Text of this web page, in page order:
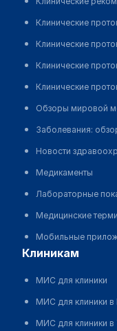
Клинические
Клинические
Клинические
Клинические
Обзоры мировой
Заболевания:
Новости
Медикаменты
Лабораторные
Медицинские
Мобильные
клиникам
МИС для клиники
МИС для клиники в
МИС для клиники в